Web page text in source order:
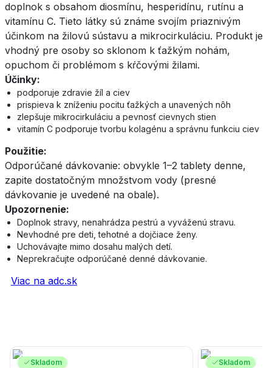
doplnok s obsahom diosmínu, hesperidínu, rutínu a
vitamínu C. Tieto látky sú známe svojím priaznivým
účinkom na žilovú sústavu a mikrocirkuláciu. Produkt je
vhodný pre osoby so sklonom k ťažkým nohám,
opuchom či problémom s kŕčovými žilami.
Účinky:
podporuje zdravie žíl a ciev
prispieva k zníženiu pocitu ťažkých a unavených nôh
zlepšuje mikrocirkuláciu a pevnosť cievnych stien
vitamín C podporuje tvorbu kolagénu a správnu funkciu ciev
Použitie:
Odporúčané dávkovanie: obvykle 1–2 tablety denne,
zapite dostatočným množstvom vody (presné
dávkovanie je uvedené na obale).
Upozornenie:
Doplnok stravy, nenahrádza pestrú a vyváženú stravu.
Nevhodné pre deti, tehotné a dojčiace ženy.
Uchovávajte mimo dosahu malých detí.
Neprekračujte odporúčané denné dávkovanie.
Viac na adc.sk
Skladom Skladom